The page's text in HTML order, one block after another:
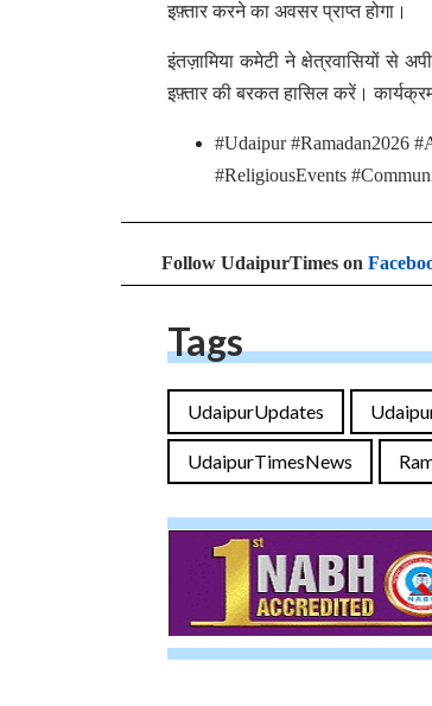
इफ़्तार करने का अवसर प्राप्त होगा।
इंतज़ामिया कमेटी ने क्षेत्रवासियों से
इफ़्तार की बरकत हासिल करें।
#Udaipur #Ramadan2026
#ReligiousEvents
Follow UdaipurTimes on
Tags
UdaipurUpdates
UdaipurTimesNews